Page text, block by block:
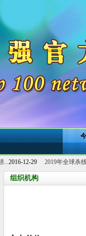
2019年全球杀线虫剂市场将
组织机构